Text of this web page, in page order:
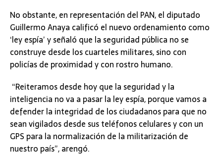
No obstante, en representación del PAN, el diputado
Guillermo Anaya calificó el nuevo ordenamiento como
‘ley espía’ y señaló que la seguridad pública no se
construye desde los cuarteles militares, sino con
policías de proximidad y con rostro humano.
“Reiteramos desde hoy que la seguridad y la
inteligencia no va a pasar la ley espía, porque vamos a
defender la integridad de los ciudadanos para que no
sean vigilados desde sus teléfonos celulares y con un
GPS para la normalización de la militarización de
nuestro país”, arengó.